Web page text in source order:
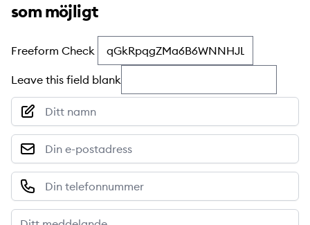
som möjligt
Freeform Check
Leave this field blank
Nimi
Sähköposti
Puhelinnumero
Viesti